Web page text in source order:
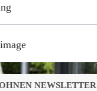
NEWSLETTER